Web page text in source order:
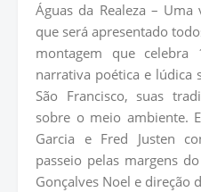
Águas da Realeza – Uma
que será apresentado
montagem que celebra
narrativa poética e lúdica
São Francisco, suas
sobre o meio ambiente.
Garcia e Fred Justen
passeio pelas margens
Gonçalves Noel e direção